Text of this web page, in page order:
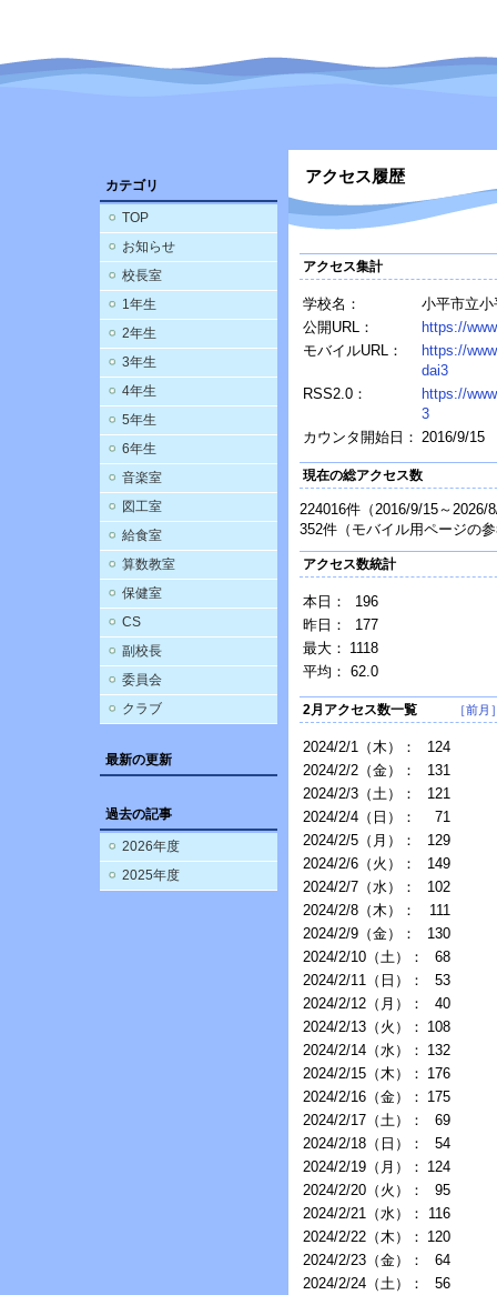
カテゴリ
TOP
お知らせ
校長室
1年生
2年生
3年生
4年生
5年生
6年生
音楽室
図工室
給食室
算数教室
保健室
CS
副校長
委員会
クラブ
最新の更新
過去の記事
2026年度
2025年度
アクセス履歴
アクセス集計
学校名：
小平市立
公開URL：
https://
モバイルURL：
https://
dai3
RSS2.0：
https://
3
カウンタ開始日： 2016/9/15
現在の総アクセス数
224016件（2016/9/15～2026/
352件（モバイル用ページの
アクセス数統計
本日：
196
昨日：
177
最大： 1118
平均： 62.0
2月アクセス数一覧 ［前月
2024/2/1（木）：
124
2024/2/2（金）：
131
2024/2/3（土）：
121
2024/2/4（日）：
71
2024/2/5（月）：
129
2024/2/6（火）：
149
2024/2/7（水）：
102
2024/2/8（木）：
111
2024/2/9（金）：
130
2024/2/10（土）：
68
2024/2/11（日）：
53
2024/2/12（月）：
40
2024/2/13（火）： 108
2024/2/14（水）： 132
2024/2/15（木）： 176
2024/2/16（金）： 175
2024/2/17（土）：
69
2024/2/18（日）：
54
2024/2/19（月）： 124
2024/2/20（火）：
95
2024/2/21（水）：
116
2024/2/22（木）： 120
2024/2/23（金）：
64
2024/2/24（土）：
56